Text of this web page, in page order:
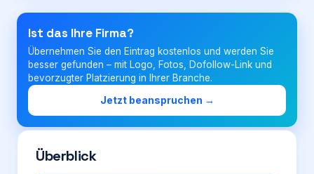
Login
Firma eintragen
Ist das Ihre Firma?
Übernehmen Sie den Eintrag kostenlos und werden Sie
besser gefunden – mit Logo, Fotos, Dofollow-Link und
bevorzugter Platzierung in Ihrer Branche.
Jetzt beanspruchen →
Überblick